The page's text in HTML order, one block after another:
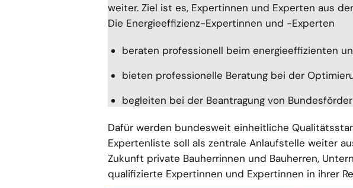
weiter. Ziel ist es, Expertinnen und Experten aus
Die Energieeffizienz-Expertinnen und -Experten
beraten professionell beim energieeffizienten
bieten professionelle Beratung bei der
begleiten bei der Beantragung von
Dafür werden bundesweit einheitliche
Expertenliste soll als zentrale Anlaufstelle weiter
Zukunft private Bauherrinnen und Bauherren,
qualifizierte Expertinnen und Expertinnen in ihrer